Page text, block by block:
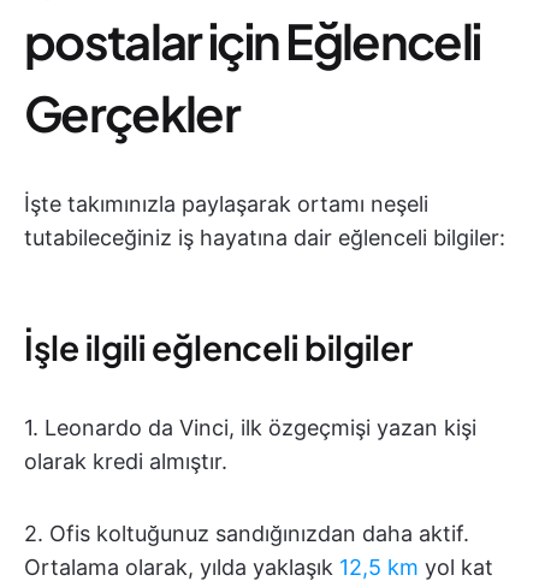
postalar için Eğlenceli
Gerçekler
İşte takımınızla paylaşarak ortamı neşeli
tutabileceğiniz iş hayatına dair eğlenceli bilgiler:
İşle ilgili eğlenceli bilgiler
1. Leonardo da Vinci, ilk özgeçmişi yazan kişi
olarak kredi almıştır.
2. Ofis koltuğunuz sandığınızdan daha aktif.
Ortalama olarak, yılda yaklaşık 12,5 km yol kat